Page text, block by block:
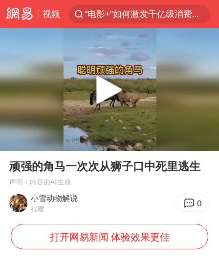
视频
“电影+”如何激发千亿级消费新活力？
泉州市委书记张毅恭被查
全球首个长时储能一体化产业园量产
上海：台风白海豚或将带来龙卷风
四川宜宾市高县4.9级地震致1人死亡
中国女篮70-67险胜尼日利亚女篮
国防部：中国军队坚决反制任何闹海挑衅图谋
“新疆阿勒泰八月能滑雪”不实
Play
顽强的角马一次次从狮子口中死里逃生
声明：内容由AI生成
小雪动物解说
福建 0
打开网易新闻 体验效果更佳